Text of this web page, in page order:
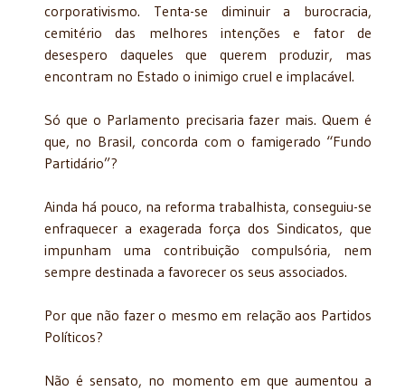
corporativismo. Tenta-se diminuir a burocracia,
cemitério das melhores intenções e fator de
desespero daqueles que querem produzir, mas
encontram no Estado o inimigo cruel e implacável.
Só que o Parlamento precisaria fazer mais. Quem é
que, no Brasil, concorda com o famigerado “Fundo
Partidário”?
Ainda há pouco, na reforma trabalhista, conseguiu-se
enfraquecer a exagerada força dos Sindicatos, que
impunham uma contribuição compulsória, nem
sempre destinada a favorecer os seus associados.
Por que não fazer o mesmo em relação aos Partidos
Políticos?
Não é sensato, no momento em que aumentou a